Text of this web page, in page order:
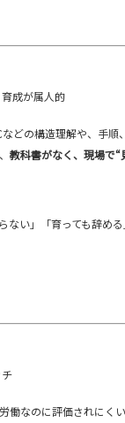
成が属人的
どの構造理解や、手順
教科書がなく、現場で
ない」「育っても辞め
働なのに評価されにく